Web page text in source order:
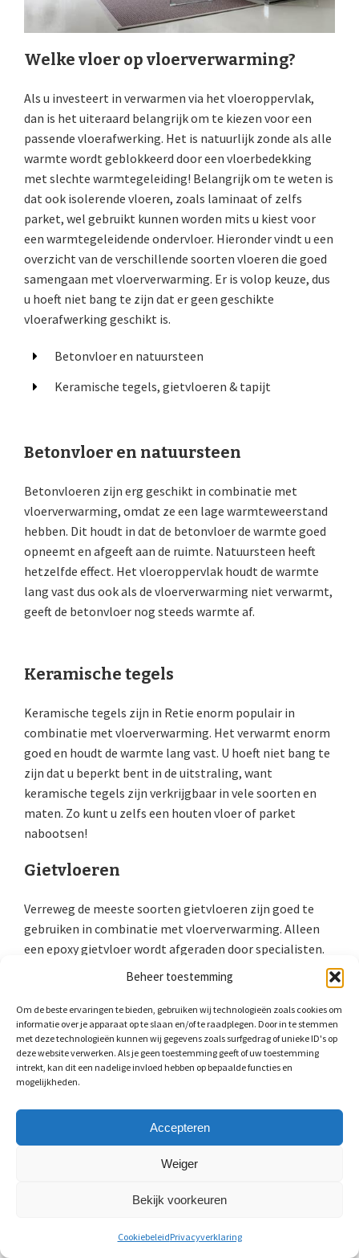
Beheer toestemming
Om de beste ervaringen te bieden, gebruiken wij technologieën zoals cookies om
informatie over je apparaat op te slaan en/of te raadplegen. Door in te stemmen
met deze technologieën kunnen wij gegevens zoals surfgedrag of unieke ID's op
deze website verwerken. Als je geen toestemming geeft of uw toestemming
intrekt, kan dit een nadelige invloed hebben op bepaalde functies en
mogelijkheden.
Accepteren
Weiger
Bekijk voorkeuren
CookiebeleidPrivacyverklaring
Welke vloer op vloerverwarming?
Als u investeert in verwarmen via het vloeroppervlak,
dan is het uiteraard belangrijk om te kiezen voor een
passende vloerafwerking. Het is natuurlijk zonde als alle
warmte wordt geblokkeerd door een vloerbedekking
met slechte warmtegeleiding! Belangrijk om te weten is
dat ook isolerende vloeren, zoals laminaat of zelfs
parket, wel gebruikt kunnen worden mits u kiest voor
een warmtegeleidende ondervloer. Hieronder vindt u een
overzicht van de verschillende soorten vloeren die goed
samengaan met vloerverwarming. Er is volop keuze, dus
u hoeft niet bang te zijn dat er geen geschikte
vloerafwerking geschikt is.
Betonvloer en natuursteen
Keramische tegels, gietvloeren & tapijt
Betonvloer en natuursteen
Betonvloeren zijn erg geschikt in combinatie met
vloerverwarming, omdat ze een lage warmteweerstand
hebben. Dit houdt in dat de betonvloer de warmte goed
opneemt en afgeeft aan de ruimte. Natuursteen heeft
hetzelfde effect. Het vloeroppervlak houdt de warmte
lang vast dus ook als de vloerverwarming niet verwarmt,
geeft de betonvloer nog steeds warmte af.
Keramische tegels
Keramische tegels zijn in Retie enorm populair in
combinatie met vloerverwarming. Het verwarmt enorm
goed en houdt de warmte lang vast. U hoeft niet bang te
zijn dat u beperkt bent in de uitstraling, want
keramische tegels zijn verkrijgbaar in vele soorten en
maten. Zo kunt u zelfs een houten vloer of parket
nabootsen!
Gietvloeren
Verreweg de meeste soorten gietvloeren zijn goed te
gebruiken in combinatie met vloerverwarming. Alleen
een epoxy gietvloer wordt afgeraden door specialisten.
Dat komt omdat een epoxy gietvloer krimp- en
uitzetspanningen niet goed kan opvangen. Wat, door de
temperatuur van vloerverwarming, wel noodzakelijk is.
Gietvloeren die wel geschikt zijn, zijn troffelvloeren en
polyurethaan.
Laminaat op vloerverwarming
Laminaat is niet altijd de beste keuze. Dat komt vooral
omdat veel soorten laminaat de warmte van de
vloerverwarming tegenhouden en niet goed geleiden.
laminaat te leggen. Zo moet u bij de vloeropbouw
dat u laminaat kiest met een lage warmteweerstand.